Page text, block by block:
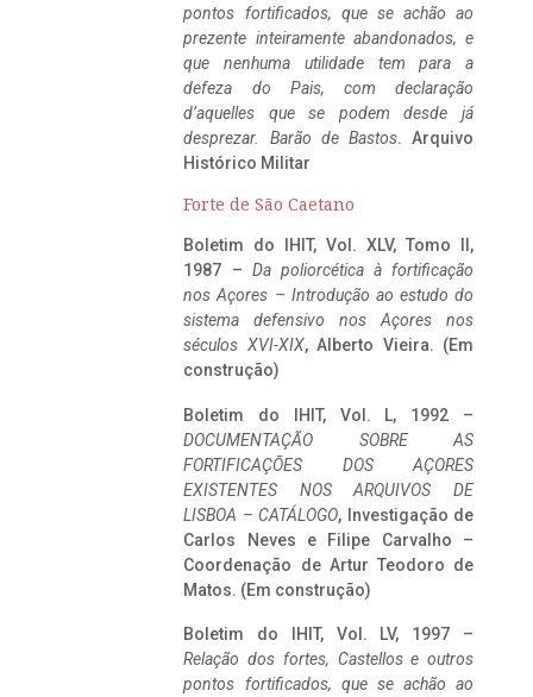
pontos fortificados, que se achão ao
prezente inteiramente abandonados, e
que nenhuma utilidade tem para a
defeza do Pais, com declaração
d’aquelles que se podem desde já
desprezar. Barão de Bastos. Arquivo
Histórico Militar
Forte de São Caetano
Boletim do IHIT, Vol. XLV, Tomo II,
1987 – Da poliorcética à fortificação
nos Açores – Introdução ao estudo do
sistema defensivo nos Açores nos
séculos XVI-XIX, Alberto Vieira. (Em
construção)
Boletim do IHIT, Vol. L, 1992 –
DOCUMENTAÇÃO SOBRE AS
FORTIFICAÇÕES DOS AÇORES
EXISTENTES NOS ARQUIVOS DE
LISBOA – CATÁLOGO, Investigação de
Carlos Neves e Filipe Carvalho –
Coordenação de Artur Teodoro de
Matos. (Em construção)
Boletim do IHIT, Vol. LV, 1997 –
Relação dos fortes, Castellos e outros
pontos fortificados, que se achão ao